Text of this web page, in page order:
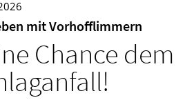
mit Vorhofflimmern
Chance dem